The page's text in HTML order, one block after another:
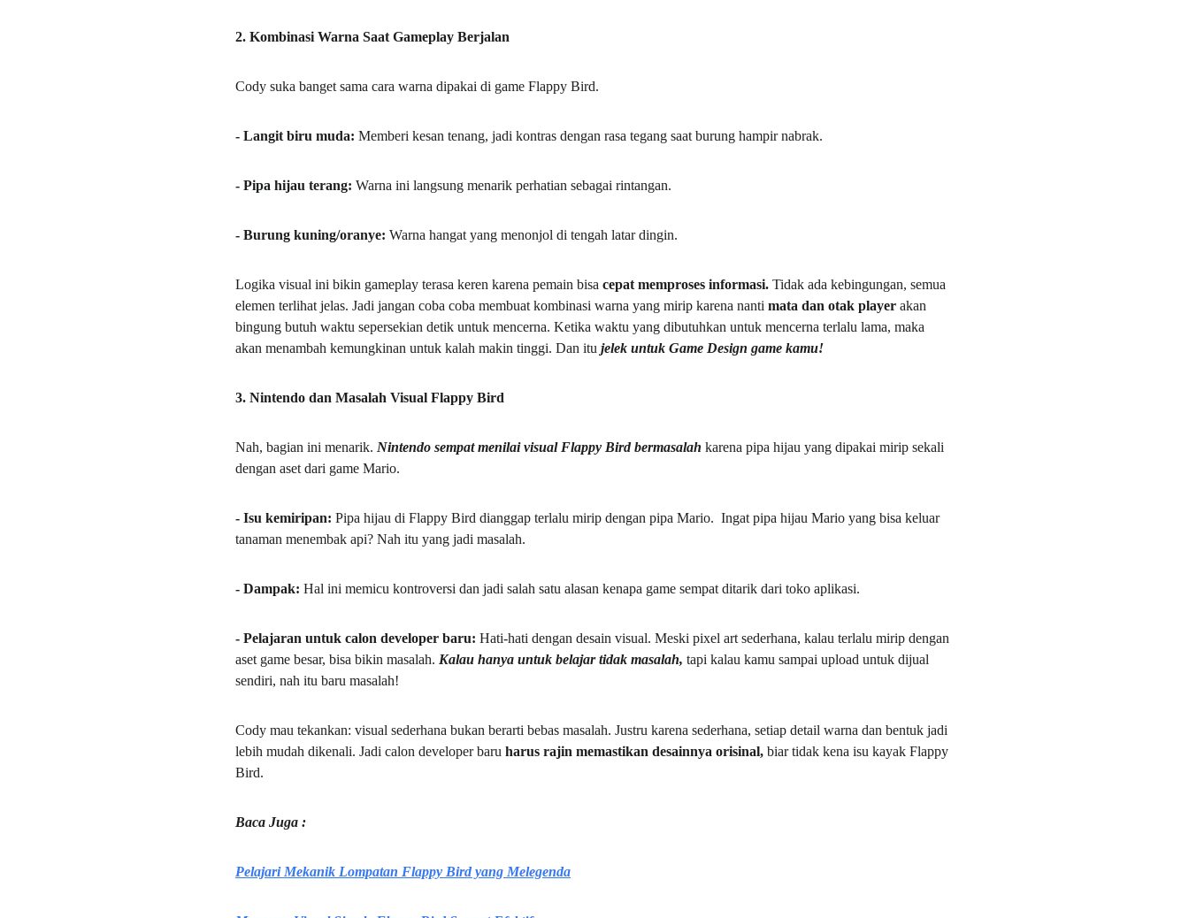
2. Kombinasi Warna Saat Gameplay Berjalan
Cody suka banget sama cara warna dipakai di game Flappy Bird.
- Langit biru muda: Memberi kesan tenang, jadi kontras dengan rasa tegang saat burung hampir nabrak.
- Pipa hijau terang: Warna ini langsung menarik perhatian sebagai rintangan.
- Burung kuning/oranye: Warna hangat yang menonjol di tengah latar dingin.
Logika visual ini bikin gameplay terasa keren karena pemain bisa cepat memproses informasi. Tidak ada kebingungan, semua
elemen terlihat jelas. Jadi jangan coba coba membuat kombinasi warna yang mirip karena nanti mata dan otak player akan
bingung butuh waktu sepersekian detik untuk mencerna. Ketika waktu yang dibutuhkan untuk mencerna terlalu lama, maka
akan menambah kemungkinan untuk kalah makin tinggi. Dan itu jelek untuk Game Design game kamu!
3. Nintendo dan Masalah Visual Flappy Bird
Nah, bagian ini menarik. Nintendo sempat menilai visual Flappy Bird bermasalah karena pipa hijau yang dipakai mirip sekali
dengan aset dari game Mario.
- Isu kemiripan: Pipa hijau di Flappy Bird dianggap terlalu mirip dengan pipa Mario.  Ingat pipa hijau Mario yang bisa keluar
tanaman menembak api? Nah itu yang jadi masalah.
- Dampak: Hal ini memicu kontroversi dan jadi salah satu alasan kenapa game sempat ditarik dari toko aplikasi.
- Pelajaran untuk calon developer baru: Hati-hati dengan desain visual. Meski pixel art sederhana, kalau terlalu mirip dengan
aset game besar, bisa bikin masalah. Kalau hanya untuk belajar tidak masalah, tapi kalau kamu sampai upload untuk dijual
sendiri, nah itu baru masalah!
Cody mau tekankan: visual sederhana bukan berarti bebas masalah. Justru karena sederhana, setiap detail warna dan bentuk jadi
lebih mudah dikenali. Jadi calon developer baru harus rajin memastikan desainnya orisinal, biar tidak kena isu kayak Flappy
Bird.
Baca Juga :
Pelajari Mekanik Lompatan Flappy Bird yang Melegenda